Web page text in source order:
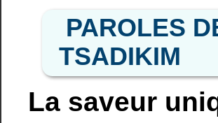
PAROLES
TSADIKIM
La saveur